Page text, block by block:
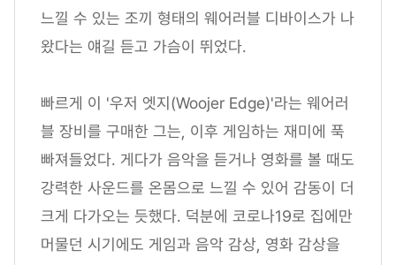
느낄 수 있는 조끼 형태의 웨어러블 디바이스가 나
왔다는 얘길 듣고 가슴이 뛰었다.
빠르게 이 '우저 엣지(Woojer Edge)'라는 웨어러
블 장비를 구매한 그는, 이후 게임하는 재미에 푹
빠져들었다. 게다가 음악을 듣거나 영화를 볼 때도
강력한 사운드를 온몸으로 느낄 수 있어 감동이 더
크게 다가오는 듯했다. 덕분에 코로나19로 집에만
머물던 시기에도 게임과 음악 감상, 영화 감상을